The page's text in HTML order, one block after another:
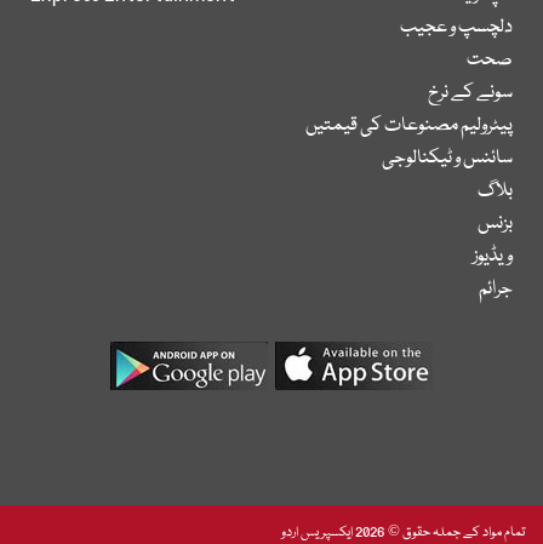
دلچسپ و عجیب
صحت
سونے کے نرخ
پیٹرولیم مصنوعات کی قیمتیں
سائنس و ٹیکنالوجی
بلاگ
بزنس
ویڈیوز
جرائم
تمام مواد کے جملہ حقوق © 2026 ایکسپریس اردو